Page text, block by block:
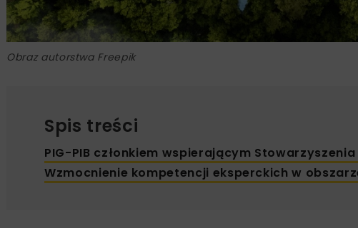
Obraz autorstwa Freepik
Spis treści
PIG-PIB członkiem wspierającym Stowarzyszenia
Wzmocnienie kompetencji eksperckich w